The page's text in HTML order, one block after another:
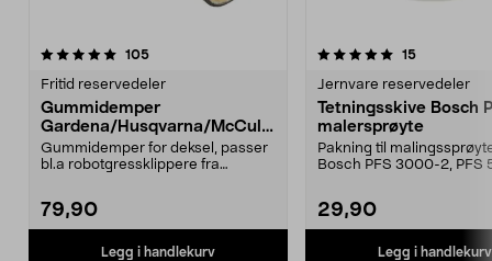
105anmeldelser
Fritid reservedeler
Gummidemper
Gardena/Husqvarna/McCullo
ch/Flymo
Gummidemper for deksel, passer
bl.a robotgressklippere fra
79,90
Legg i handlekurv
5.0 av 5 stjerner 15anmeldelser
Jernvare reservedeler
Tetningsskive Bosch
malersprøyte
Pakning til
Bosch PFS 3000-2, PFS
29,90
Legg i handlekurv
4.5 av 5 stjerner